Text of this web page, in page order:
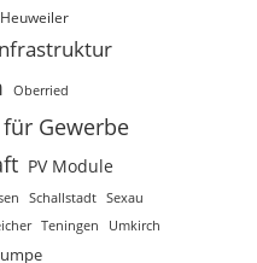
Heuweiler
Oberried
für Gewerbe
PV Module
Schallstadt Sexau
Teningen Umkirch